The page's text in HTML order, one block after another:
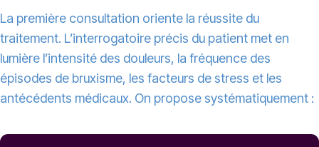
La première consultation oriente la réussite du
traitement. L’interrogatoire précis du patient met en
lumière l’intensité des douleurs, la fréquence des
épisodes de bruxisme, les facteurs de stress et les
antécédents médicaux. On propose systématiquement :